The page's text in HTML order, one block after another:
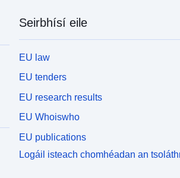
Seirbhísí eile
EU law
EU tenders
EU research results
EU Whoiswho
EU publications
Logáil isteach chomhéadan an